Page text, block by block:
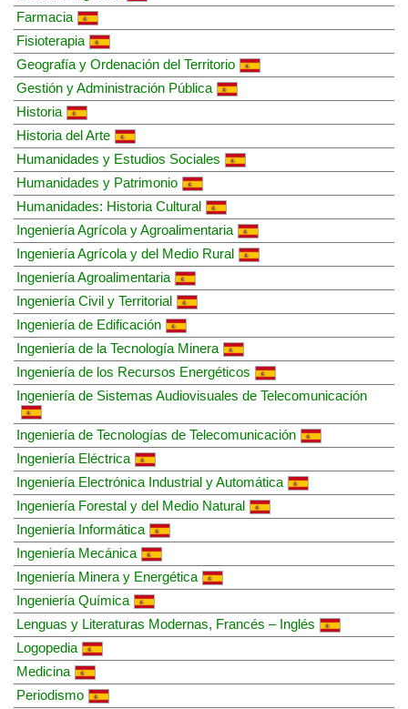
Farmacia
Fisioterapia
Geografía y Ordenación del Territorio
Gestión y Administración Pública
Historia
Historia del Arte
Humanidades y Estudios Sociales
Humanidades y Patrimonio
Humanidades: Historia Cultural
Ingeniería Agrícola y Agroalimentaria
Ingeniería Agrícola y del Medio Rural
Ingeniería Agroalimentaria
Ingeniería Civil y Territorial
Ingeniería de Edificación
Ingeniería de la Tecnología Minera
Ingeniería de los Recursos Energéticos
Ingeniería de Sistemas Audiovisuales de Telecomunicación
Ingeniería de Tecnologías de Telecomunicación
Ingeniería Eléctrica
Ingeniería Electrónica Industrial y Automática
Ingeniería Forestal y del Medio Natural
Ingeniería Informática
Ingeniería Mecánica
Ingeniería Minera y Energética
Ingeniería Química
Lenguas y Literaturas Modernas, Francés – Inglés
Logopedia
Medicina
Periodismo